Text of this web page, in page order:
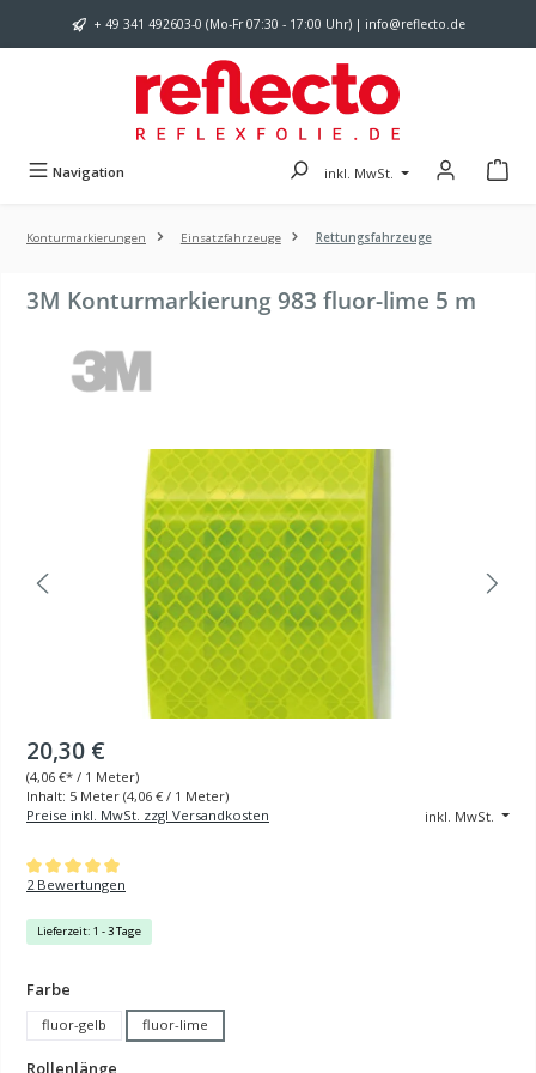
Zum Hauptinhalt springen
+ 49 341 492603-0 (Mo-Fr 07:30 - 17:00 Uhr) | info@reflecto.de
Navigation inkl. MwSt.
Konturmarkierungen Einsatzfahrzeuge Rettungsfahrzeuge
3M Konturmarkierung 983 fluor-lime 5 m
Bildergalerie überspringen
20,30 €
(4,06 €* / 1 Meter)
Inhalt: 5 Meter (4,06 € / 1 Meter)
inkl. MwSt.
Preise inkl. MwSt. zzgl Versandkosten
Durchschnittliche Bewertung von 5 von 5 Sternen
2 Bewertungen
Lieferzeit: 1 - 3 Tage
Farbe
fluor-gelb fluor-lime
Rollenlänge